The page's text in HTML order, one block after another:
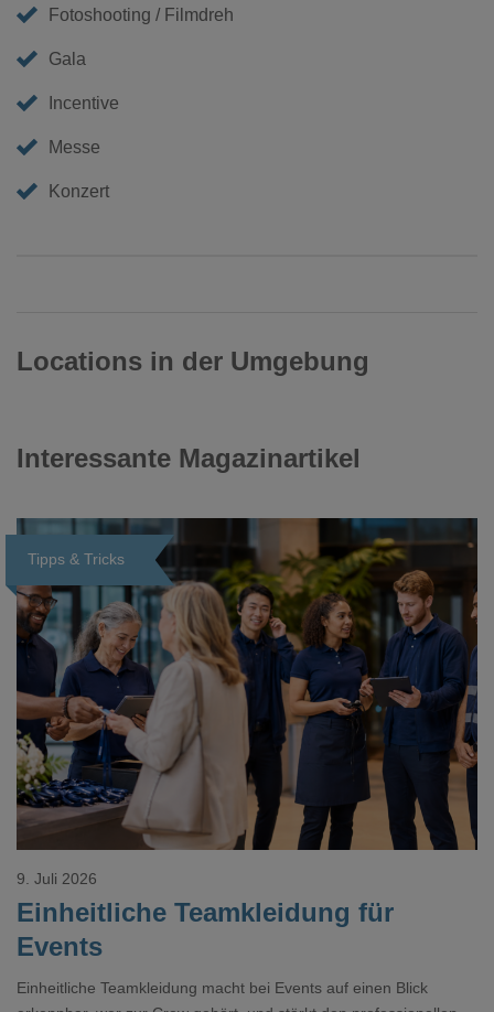
Fotoshooting / Filmdreh
Gala
Incentive
Messe
Konzert
Locations in der Umgebung
Interessante Magazinartikel
Tipps & Tricks
Loading...
Einheitliche Teamkleidung für
Events
9. Juli 2026
Einheitliche Teamkleidung macht bei Events auf einen Blick